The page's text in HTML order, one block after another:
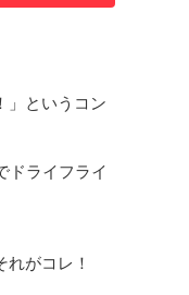
」というコン
ドライフライ
がコレ！